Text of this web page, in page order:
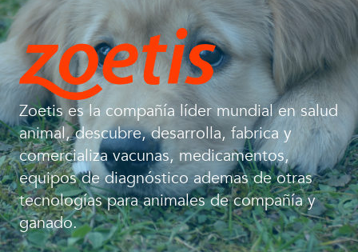
Zoetis es la compañía líder mundial en salud
animal, descubre, desarrolla, fabrica y
comercializa vacunas, medicamentos,
equipos de diagnóstico ademas de otras
tecnologías para animales de compañía y
ganado.